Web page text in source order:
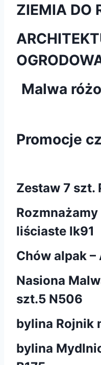
ZIEMIA DO
Malwa
Promocje
Zestaw 7 szt.
liściaste lk91
Chów alpak
Nasiona
szt.5 N506
bylina Rojnik
bylina